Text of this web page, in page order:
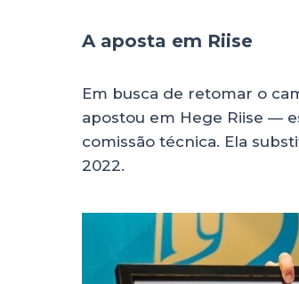
A aposta em Riise
Em busca de retomar o
apostou em Hege Riise —
comissão técnica. Ela
2022.